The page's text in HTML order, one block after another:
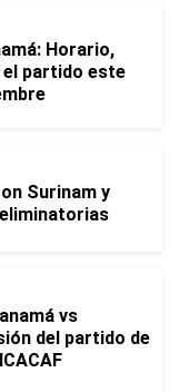
Horario,
el partido este
Surinam y
vs
del partido de